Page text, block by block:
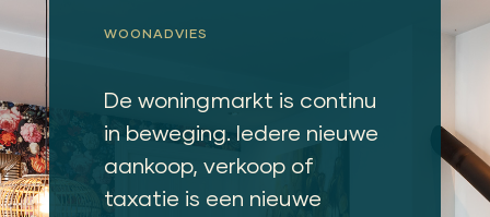
WOONADVIES
De woningmarkt is continu
in beweging. Iedere nieuwe
aankoop, verkoop of
taxatie is een nieuwe